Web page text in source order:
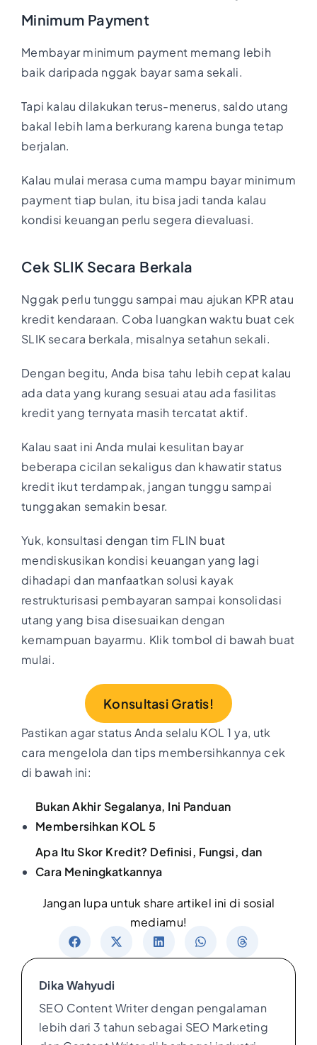
Minimum Payment
Membayar minimum payment memang lebih
baik daripada nggak bayar sama sekali.
Tapi kalau dilakukan terus-menerus, saldo utang
bakal lebih lama berkurang karena bunga tetap
berjalan.
Kalau mulai merasa cuma mampu bayar minimum
payment tiap bulan, itu bisa jadi tanda kalau
kondisi keuangan perlu segera dievaluasi.
Cek SLIK Secara Berkala
Nggak perlu tunggu sampai mau ajukan KPR atau
kredit kendaraan. Coba luangkan waktu buat cek
SLIK secara berkala, misalnya setahun sekali.
Dengan begitu, Anda bisa tahu lebih cepat kalau
ada data yang kurang sesuai atau ada fasilitas
kredit yang ternyata masih tercatat aktif.
Kalau saat ini Anda mulai kesulitan bayar
beberapa cicilan sekaligus dan khawatir status
kredit ikut terdampak, jangan tunggu sampai
tunggakan semakin besar.
Yuk, konsultasi dengan tim FLIN buat
mendiskusikan kondisi keuangan yang lagi
dihadapi dan manfaatkan solusi kayak
restrukturisasi pembayaran sampai konsolidasi
utang yang bisa disesuaikan dengan
kemampuan bayarmu. Klik tombol di bawah buat
mulai.
Konsultasi Gratis!
Pastikan agar status Anda selalu KOL 1 ya, utk
cara mengelola dan tips membersihkannya cek
di bawah ini:
Bukan Akhir Segalanya, Ini Panduan
Membersihkan KOL 5
Apa Itu Skor Kredit? Definisi, Fungsi, dan
Cara Meningkatkannya
Jangan lupa untuk share artikel ini di sosial
mediamu!
Dika Wahyudi
SEO Content Writer dengan pengalaman
lebih dari 3 tahun sebagai SEO Marketing